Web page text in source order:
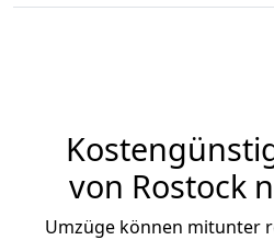
von Rostock
Umzüge können mitunter